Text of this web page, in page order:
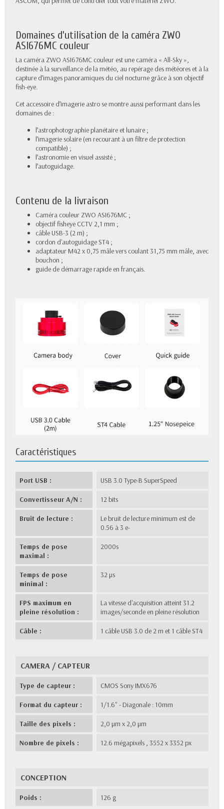
Domaines d’utilisation de la caméra ZWO
ASI676MC couleur
La caméra ZWO ASI676MC couleur est une caméra « All-Sky »,
destinée à la surveillance de la météo, au repérage des météores et à la
capture d’images panoramiques du ciel nocturne grâce à son objectif
fish-eye.
Cet accessoire d’imagerie astro se montre aussi performant dans les
domaines de :
l’astrophotographie planétaire et lunaire ;
l’imagerie solaire (en recourant à un filtre de protection
compatible) ;
l’astronomie en visuel assisté ;
l’autoguidage.
Contenu de la livraison
Caméra couleur ZWO ASI676MC ;
objectif fisheye CCTV 2,1 mm ;
câble USB-3 (2 m) ;
cordon d'autoguidage ST4 ;
adaptateur M42 x 0,75 mâle vers coulant 31,75 mm mâle, avec
bouchon ;
guide de démarrage rapide en français.
Caractéristiques
Port USB : USB 3.0 Type-B SuperSpeed
Convertisseur A/N : 12 bits
Bruit de lecture :
Le bruit de lecture minimum est de
0.56 à 3 e-
Temps de pose
maximal :
2000s
Temps de pose
minimal :
32 µs
FPS maximum en
pleine résolution :
La vitesse d'acquisition atteint 31.2
images/seconde en pleine résolution
Câble : 1 câble USB 3.0 de 2 m et 1 câble ST4
CAMERA / CAPTEUR
Type de capteur : CMOS Sony IMX676
Format du capteur : 1/1.6" - Diagonale : 10mm
Taille des pixels : 2,0 µm x 2,0 µm
Nombre de pixels : 12.6 mégapixels , 3552 x 3352 px
CONCEPTION
Poids : 126 g